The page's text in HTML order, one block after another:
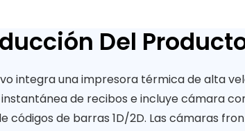
Del
integra una impresora térmica de alta
de recibos e incluye cámara
códigos de barras 1D/2D. Las cámaras